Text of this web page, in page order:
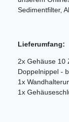
Sedimentfilter,
Lieferumfang:
2x Gehäuse 10
Doppelnippel -
1x
1x